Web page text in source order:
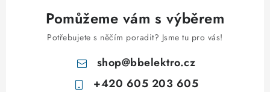
Pomůžeme vám s výběrem
Potřebujete s něčím poradit? Jsme tu pro vás!
shop@bbelektro.cz
+420 605 203 605